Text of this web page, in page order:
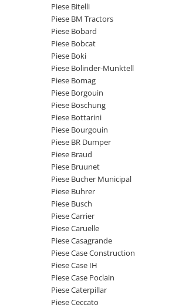
Camasa piston
Segmenti motor
Cablu acceleratie
Senzori de presiune ulei
Vaporizatoare
Radiatoare AC
Piese frana
Discuri de frana
Placute de frana
Pompa de frana - cilindru de frana
Frana utilaje
Supapa franare
Kit reparatii
Cabluri frana
Rezervor lichid de frana
Lichid de frana
Antigel frane
Piese fara categorie
Piese Hitachi
Piese Vermeer
Piese Socage
Piese Kaeser
Piese Wacker Neuson
Piese David Brown
Piese Mc Cormick
Piese Lamborghini
Piese Same
Piese Renault
Piese Hurlimann
Piese Zetor
Piese Weidemann
Piese Sennebogen
Piese Bitelli
Piese BM Tractors
Piese Bobard
Piese Bobcat
Piese Boki
Piese Bolinder-Munktell
Piese Bomag
Piese Borgouin
Piese Boschung
Piese Bottarini
Piese Bourgouin
Piese BR Dumper
Piese Braud
Piese Bruunet
Piese Bucher Municipal
Piese Buhrer
Piese Busch
Piese Carrier
Piese Caruelle
Piese Casagrande
Piese Case Construction
Piese Case IH
Piese Case Poclain
Piese Caterpillar
Piese Ceccato